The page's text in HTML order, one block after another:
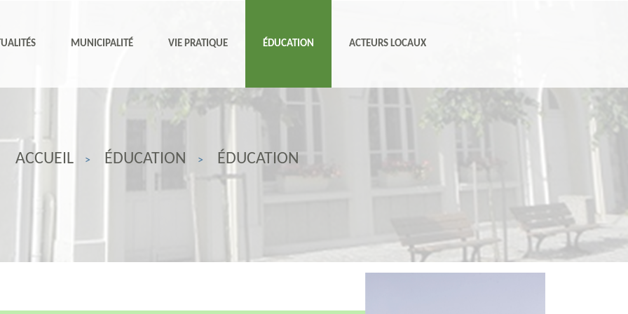
MUNICIPALITÉ VIE PRATIQUE ÉDUCATION ACTEURS LOCAUX
ACCUEIL ÉDUCATION ÉDUCATION